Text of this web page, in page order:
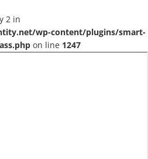
2 in
wp-content/plugins/smart-
on line 1247